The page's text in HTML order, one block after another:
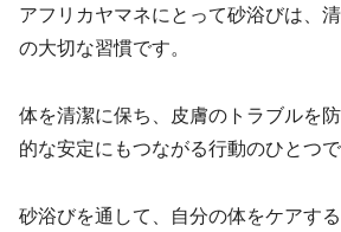
アフリカヤマネにとって砂浴びは、
の大切な習慣です。
体を清潔に保ち、皮膚のトラブルを
的な安定にもつながる行動のひとつで
砂浴びを通して、自分の体をケアす